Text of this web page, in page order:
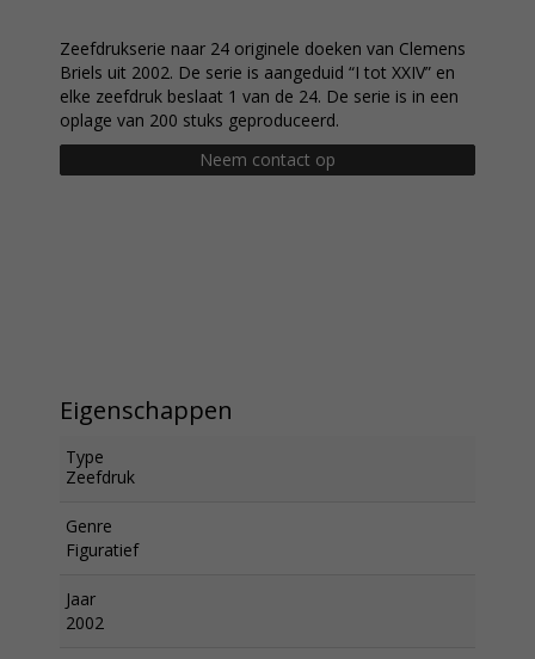
Zeefdrukserie naar 24 originele doeken van Clemens
Briels uit 2002. De serie is aangeduid “I tot XXIV” en
elke zeefdruk beslaat 1 van de 24. De serie is in een
oplage van 200 stuks geproduceerd.
Neem contact op
Eigenschappen
Type
Zeefdruk
Genre
Figuratief
Jaar
2002